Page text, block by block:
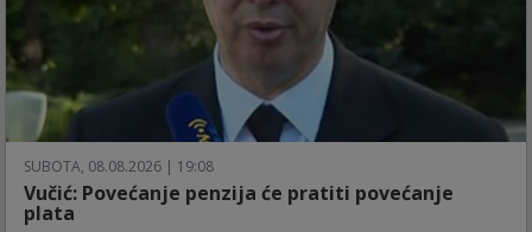
SUBOTA, 08.08.2026 | 19:08
Vučić: Povećanje penzija će pratiti povećanje
plata